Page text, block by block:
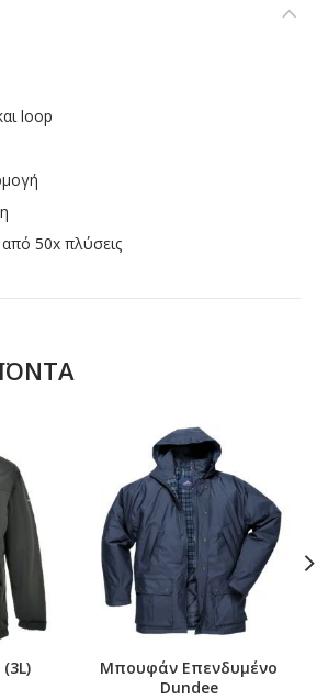
loop
από 50x πλύσεις
Μπουφάν Επενδυμένο
Dundee